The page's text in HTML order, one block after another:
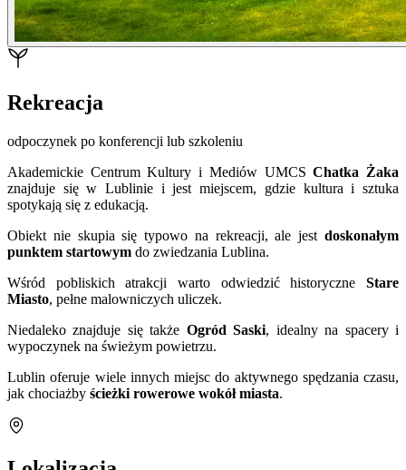
Rekreacja
odpoczynek po konferencji lub szkoleniu
Akademickie Centrum Kultury i Mediów UMCSChatka Żaka
znajduje się w Lublinie i jest miejscem, gdzie kultura i sztuka
spotykają się z edukacją.
Obiekt nie skupia się typowo na rekreacji, ale jest doskonałym
punktem startowym do zwiedzania Lublina.
Wśród pobliskich atrakcji warto odwiedzić historyczne Stare
Miasto, pełne malowniczych uliczek.
Niedaleko znajduje się także Ogród Saski, idealny na spacery i
wypoczynek na świeżym powietrzu.
Lublin oferuje wiele innych miejsc do aktywnego spędzania czasu,
jak chociażby ścieżki rowerowe wokół miasta.